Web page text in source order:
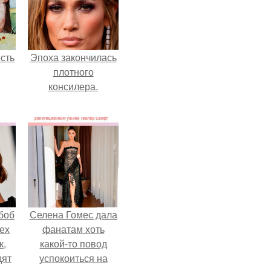
Эпоха закончилась
плотного
консилера.
Селена Гомес дала
фанатам хоть
какой-то повод
успокоиться на